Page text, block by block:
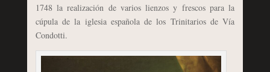
1748 la realización de varios lienzos y frescos para la
cúpula de la iglesia española de los Trinitarios de Vía
Condotti.